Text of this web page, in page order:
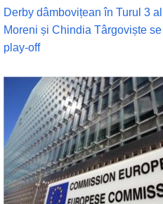
Derby dâmbovițean în Turul 3
Moreni și Chindia Târgoviște
play-off